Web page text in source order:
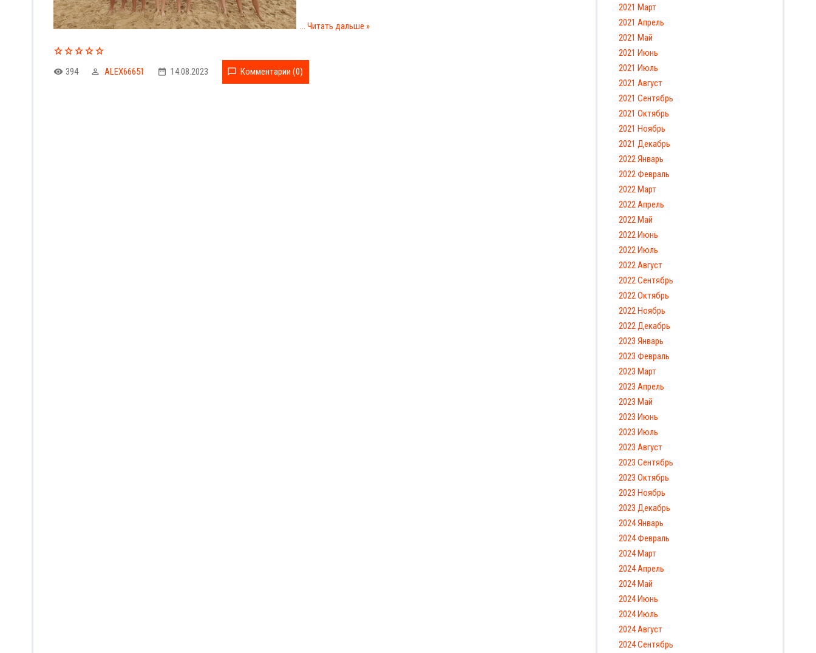
Читать дальше »
394 ALEX66651 14.08.2023 Комментарии (0)
2021 Март
2021 Апрель
2021 Май
2021 Июнь
2021 Июль
2021 Август
2021 Сентябрь
2021 Октябрь
2021 Ноябрь
2021 Декабрь
2022 Январь
2022 Февраль
2022 Март
2022 Апрель
2022 Май
2022 Июнь
2022 Июль
2022 Август
2022 Сентябрь
2022 Октябрь
2022 Ноябрь
2022 Декабрь
2023 Январь
2023 Февраль
2023 Март
2023 Апрель
2023 Май
2023 Июнь
2023 Июль
2023 Август
2023 Сентябрь
2023 Октябрь
2023 Ноябрь
2023 Декабрь
2024 Январь
2024 Февраль
2024 Март
2024 Апрель
2024 Май
2024 Июнь
2024 Июль
2024 Август
2024 Сентябрь